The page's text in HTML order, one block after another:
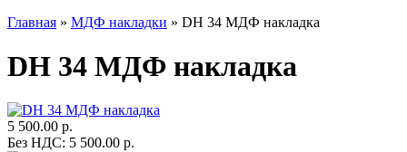
Главная » МДФ накладки » DH 34 МДФ накладка
DH 34 МДФ накладка
5 500.00 р.
Без НДС: 5 500.00 р.